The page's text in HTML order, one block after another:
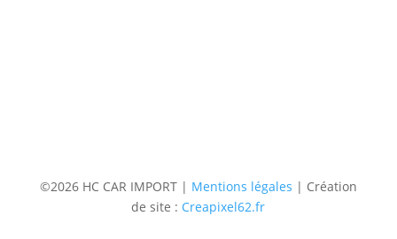
©2026 HC CAR IMPORT | Mentions légales | Création
de site : Creapixel62.fr